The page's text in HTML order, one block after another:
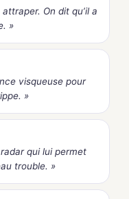
On dit qu’il a
»
visqueuse pour
»
qui lui permet
trouble. »